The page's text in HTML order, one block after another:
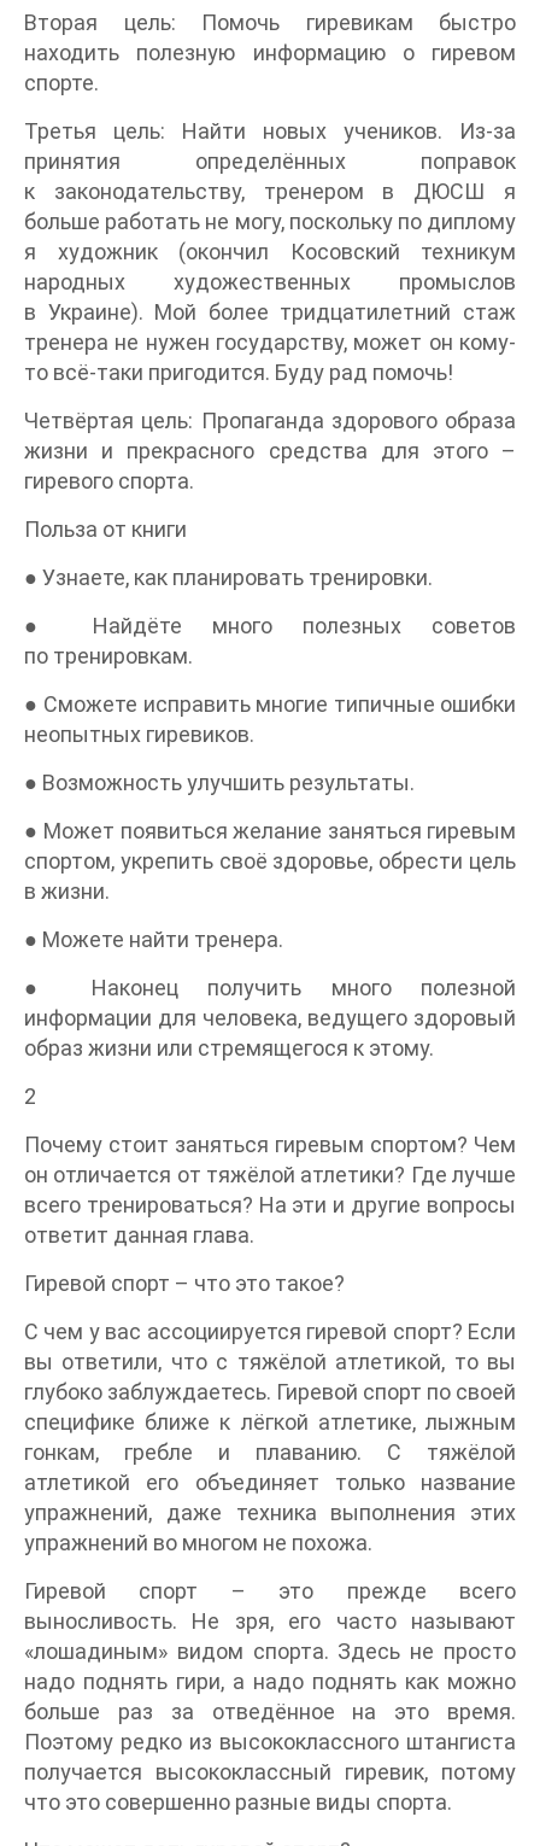
Вторая цель: Помочь гиревикам быстро
находить полезную информацию о гиревом
спорте.
Третья цель: Найти новых учеников. Из-за
принятия определённых поправок
к законодательству, тренером в ДЮСШ я
больше работать не могу, поскольку по диплому
я художник (окончил Косовский техникум
народных художественных промыслов
в Украине). Мой более тридцатилетний стаж
тренера не нужен государству, может он кому-
то всё-таки пригодится. Буду рад помочь!
Четвёртая цель: Пропаганда здорового образа
жизни и прекрасного средства для этого –
гиревого спорта.
Польза от книги
● Узнаете, как планировать тренировки.
● Найдёте много полезных советов
по тренировкам.
● Сможете исправить многие типичные ошибки
неопытных гиревиков.
● Возможность улучшить результаты.
● Может появиться желание заняться гиревым
спортом, укрепить своё здоровье, обрести цель
в жизни.
● Можете найти тренера.
● Наконец получить много полезной
информации для человека, ведущего здоровый
образ жизни или стремящегося к этому.
2
Почему стоит заняться гиревым спортом? Чем
он отличается от тяжёлой атлетики? Где лучше
всего тренироваться? На эти и другие вопросы
ответит данная глава.
Гиревой спорт – что это такое?
С чем у вас ассоциируется гиревой спорт? Если
вы ответили, что с тяжёлой атлетикой, то вы
глубоко заблуждаетесь. Гиревой спорт по своей
специфике ближе к лёгкой атлетике, лыжным
гонкам, гребле и плаванию. С тяжёлой
атлетикой его объединяет только название
упражнений, даже техника выполнения этих
упражнений во многом не похожа.
Гиревой спорт – это прежде всего
выносливость. Не зря, его часто называют
«лошадиным» видом спорта. Здесь не просто
надо поднять гири, а надо поднять как можно
больше раз за отведённое на это время.
Поэтому редко из высококлассного штангиста
получается высококлассный гиревик, потому
что это совершенно разные виды спорта.